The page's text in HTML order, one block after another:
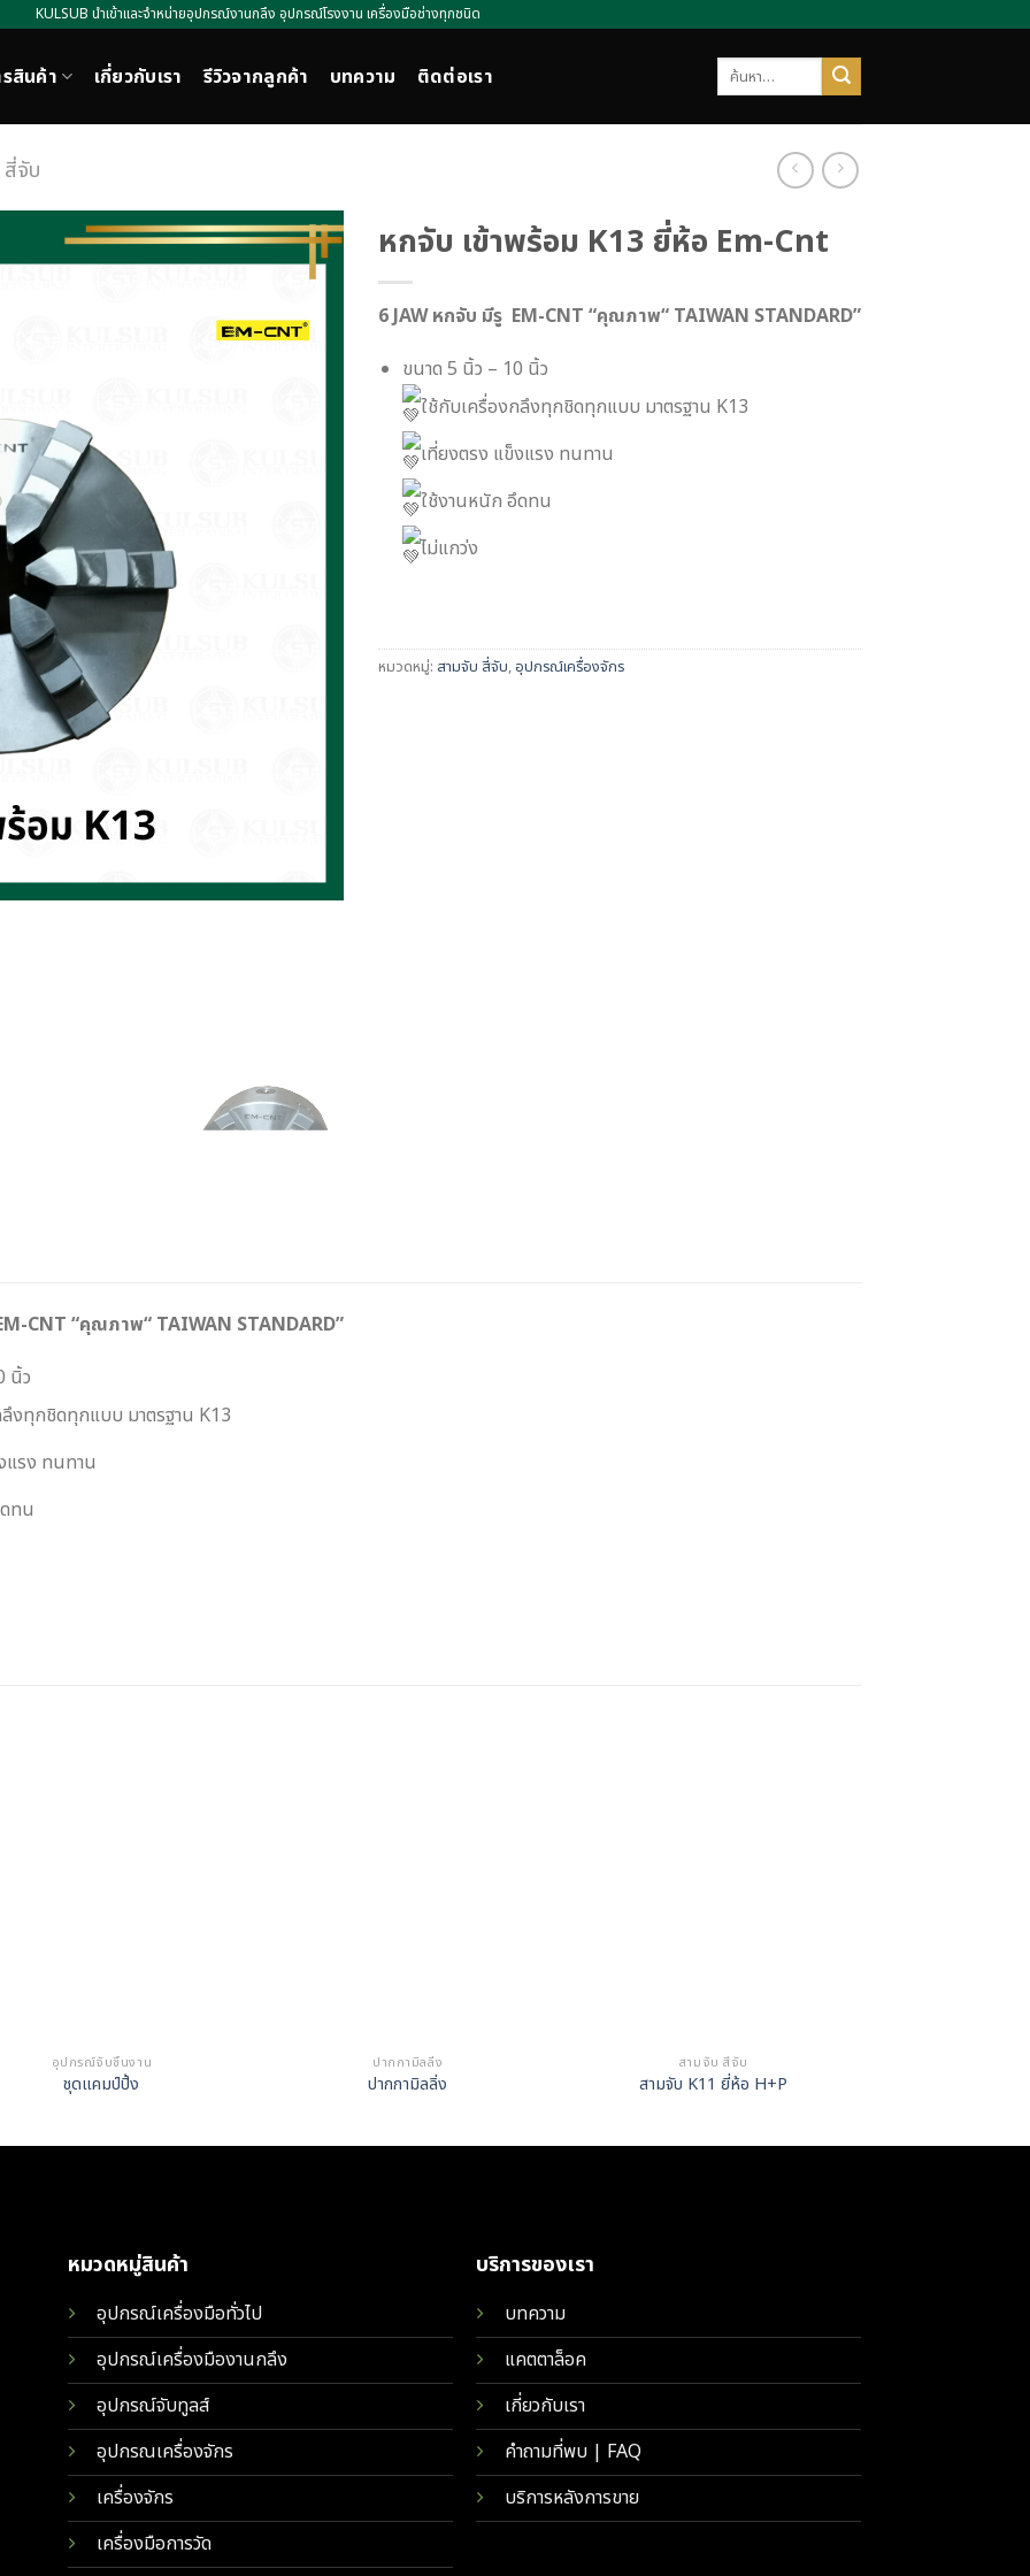
KULSUB นำเข้าและจำหน่ายอุปกรณ์งานกลึง อุปกรณ์โรงงาน เครื่องมือช่างทุกชนิด
สินค้า เกี่ยวกับเรา รีวิวจากลูกค้า บทความ ติดต่อเรา ค้นหา:
จับ
หกจับ เข้าพร้อม K13 ยี่ห้อ Em-Cnt
6 JAW หกจับ มีรู EM-CNT “คุณภาพ“ TAIWAN STANDARD”
ขนาด 5 นิ้ว – 10 นิ้ว
ใช้กับเครื่องกลึงทุกชิดทุกแบบ มาตรฐาน K13
เที่ยงตรง แข็งแรง ทนทาน
ใช้งานหนัก อึดทน
ไม่แกว่ง
หมวดหมู่: สามจับ สี่จับ,อุปกรณ์เครื่องจักร
CNT “คุณภาพ“ TAIWAN STANDARD”
นิ้ว
งทุกชิดทุกแบบ มาตรฐาน K13
แรง ทนทาน
ทน
อุปกรณ์จับชิ้นงาน
ชุดแคมป์ปิ้ง
ปากกามิลลิ่ง
ปากกามิลลิ่ง
สามจับ สี่จับ
สามจับ K11 ยี่ห้อ H+P
หมวดหมู่สินค้า
อุปกรณ์เครื่องมือทั่วไป
อุปกรณ์เครื่องมืองานกลึง
อุปกรณ์จับทูลส์
อุปกรณเครื่องจักร
เครื่องจักร
เครื่องมือการวัด
บริการของเรา
บทความ
แคตตาล็อค
เกี่ยวกับเรา
คำถามที่พบ | FAQ
บริการหลังการขาย